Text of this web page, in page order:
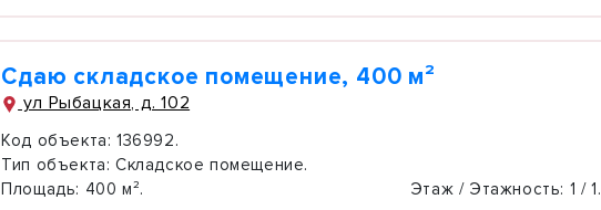
Сдаю складское помещение, 400 м²
ул Рыбацкая, д. 102
Код объекта: 136992.
Тип объекта: Складское помещение.
Площадь: 400 м². Этаж / Этажность: 1 / 1.